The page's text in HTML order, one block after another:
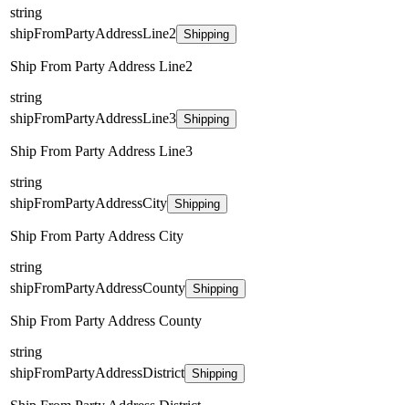
string
shipFromPartyAddressLine2 Shipping
Ship From Party Address Line2
string
shipFromPartyAddressLine3 Shipping
Ship From Party Address Line3
string
shipFromPartyAddressCity Shipping
Ship From Party Address City
string
shipFromPartyAddressCounty Shipping
Ship From Party Address County
string
shipFromPartyAddressDistrict Shipping